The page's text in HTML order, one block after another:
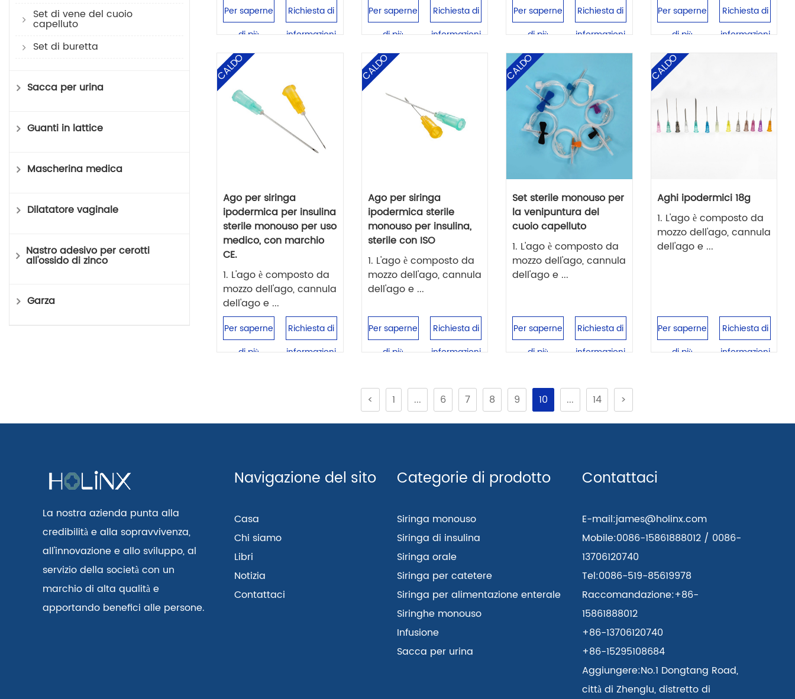
Set di vene del cuoio
capelluto
Set di buretta
Sacca per urina
Guanti in lattice
Mascherina medica
Dilatatore vaginale
Nastro adesivo per cerotti
all'ossido di zinco
Garza
Per saperne
di più
Richiesta di
informazioni
Per saperne
di più
Richiesta di
informazioni
Per saperne
di più
Richiesta di
informazioni
Per saperne
di più
Richiesta di
informazioni
CALDO
Ago per siringa
ipodermica per insulina
sterile monouso per uso
medico, con marchio
CE.
1. L'ago è composto da
mozzo dell'ago, cannula
dell'ago e ...
Per saperne
di più
Richiesta di
informazioni
CALDO
Ago per siringa
ipodermica sterile
monouso per insulina,
sterile con ISO
1. L'ago è composto da
mozzo dell'ago, cannula
dell'ago e ...
Per saperne
di più
Richiesta di
informazioni
CALDO
Set sterile monouso per
la venipuntura del
cuoio capelluto
1. L'ago è composto da
mozzo dell'ago, cannula
dell'ago e ...
Per saperne
di più
Richiesta di
informazioni
CALDO
Aghi ipodermici 18g
1. L'ago è composto da
mozzo dell'ago, cannula
dell'ago e ...
Per saperne
di più
Richiesta di
informazioni
< 1 ... 6 7 8 9 10 ... 14 >
La nostra azienda punta alla
credibilità e alla sopravvivenza,
all'innovazione e allo sviluppo, al
servizio della società con un
marchio di alta qualità e
apportando benefici alle persone.
Navigazione del sito
Casa
Chi siamo
Libri
Notizia
Contattaci
Categorie di prodotto
Siringa monouso
Siringa di insulina
Siringa orale
Siringa per catetere
Siringa per alimentazione enterale
Siringhe monouso
Infusione
Sacca per urina
Contattaci
E-mail:james@holinx.com
Mobile:0086-15861888012 / 0086-
13706120740
Tel:0086-519-85619978
Raccomandazione:+86-
15861888012
+86-13706120740
+86-15295108684
Aggiungere:No.1 Dongtang Road,
città di Zhenglu, distretto di